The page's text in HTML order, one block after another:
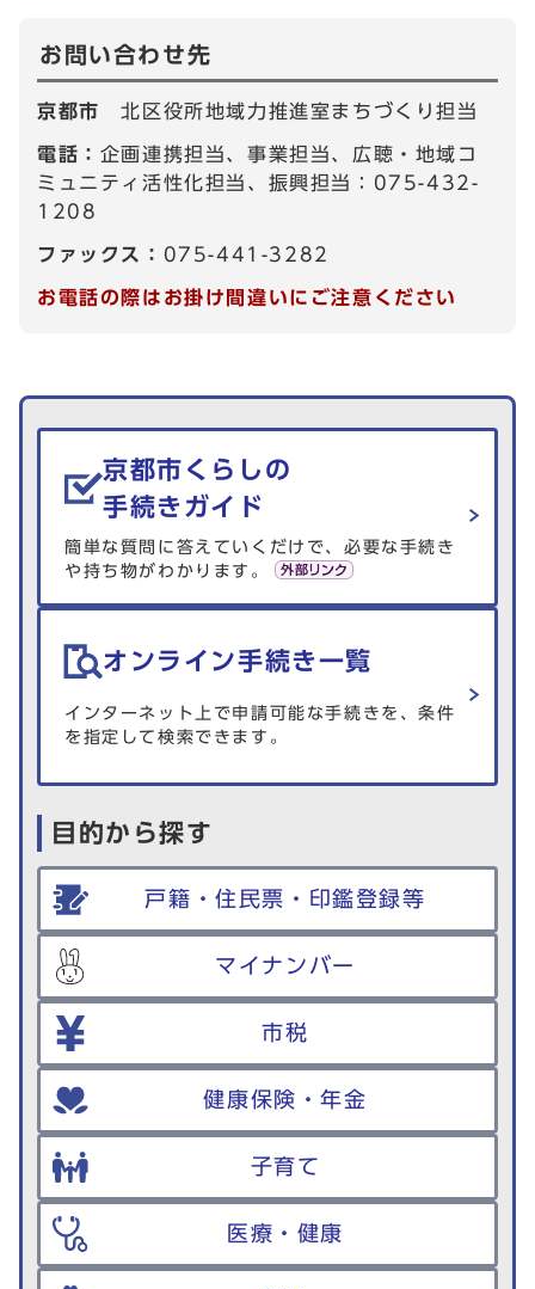
お問い合わせ先
京都市北区役所地域力推進室まちづくり担当
電話： 企画連携担当、事業担当、広聴・地域コ
ミュニティ活性化担当、振興担当：075-432-
1208
ファックス： 075-441-3282
お電話の際はお掛け間違いにご注意ください
生活情報を探す
京都市くらしの
手続きガイド
簡単な質問に答えていくだけで、必要な手続き
や持ち物がわかります。
オンライン手続き一覧
インターネット上で申請可能な手続きを、条件
を指定して検索できます。
目的から探す
戸籍・住民票・印鑑登録等
マイナンバー
市税
健康保険・年金
子育て
医療・健康